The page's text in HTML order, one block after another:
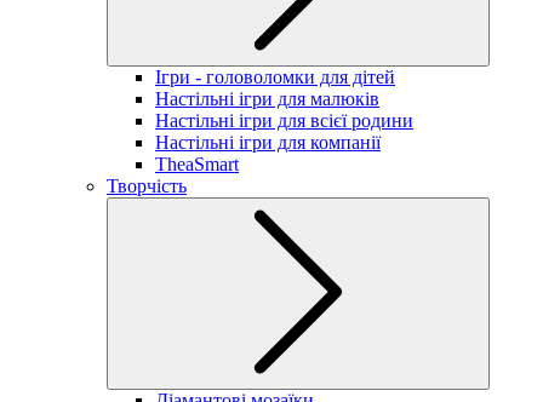
Ігри - головоломки для дітей
Настільні ігри для малюків
Настільні ігри для всієї родини
Настільні ігри для компанії
TheaSmart
Творчість